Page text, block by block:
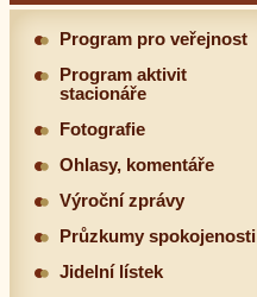
Program pro veřejnost
Program aktivit
stacionáře
Fotografie
Ohlasy, komentáře
Výroční zprávy
Průzkumy spokojenosti
Jidelní lístek